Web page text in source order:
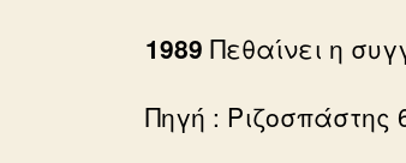
1989 Πεθαίνει η
Πηγή : Ριζοσπάστης